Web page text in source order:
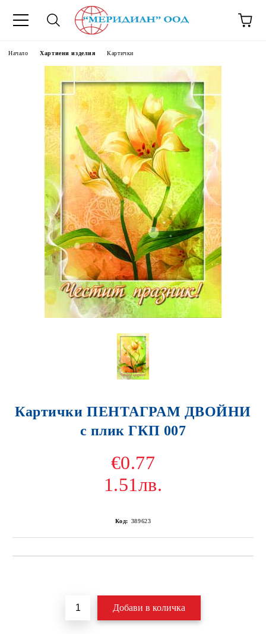
Начало Хартиени изделия Картички
Картички ПЕНТАГРАМ ДВОЙНИ
с плик ГКП 007
€0.77
1.51лв.
Код: 389623